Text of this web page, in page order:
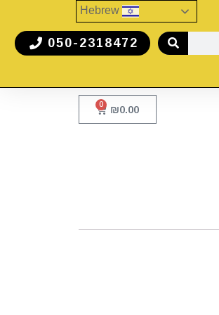
050-2318472
₪0.00
0
Hebrew